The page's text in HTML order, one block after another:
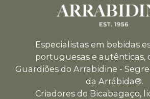
Especialistas em bebidas
portuguesas e autênticas,
Guardiões do Arrabidine -
da Arrábida®.
Criadores do Bicabagaço,